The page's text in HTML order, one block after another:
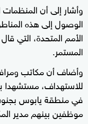
وأشار إلى أن
الوصول إلى هذه
الأمم المتحدة، التي
المستمر.
وأضاف أن مكاتب
للاستهداف، مستشهدا
في منطقة يابوس
موظفين بينهم مدير